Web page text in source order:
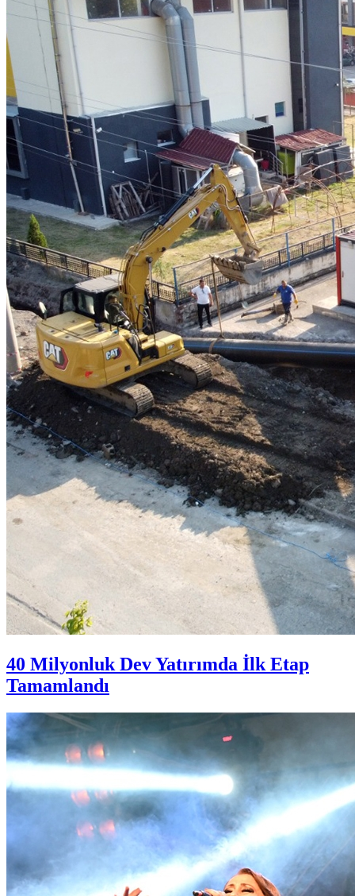
40 Milyonluk Dev Yatırımda İlk Etap
Tamamlandı